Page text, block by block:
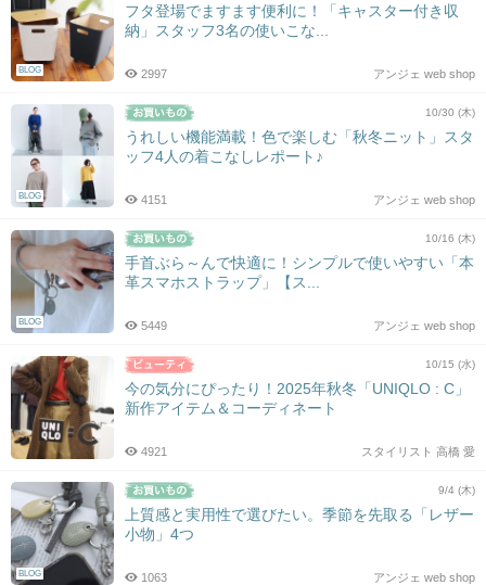
BLOG
フタ登場でますます便利に！「キャスター付き収
納」スタッフ3名の使いこな...
アンジェ web shop
2997
BLOG
10/30 (木)
うれしい機能満載！色で楽しむ「秋冬ニット」スタ
ッフ4人の着こなしレポート♪
アンジェ web shop
4151
BLOG
10/16 (木)
手首ぶら～んで快適に！シンプルで使いやすい「本
革スマホストラップ」【ス...
アンジェ web shop
5449
10/15 (水)
今の気分にぴったり！2025年秋冬「UNIQLO : C」
新作アイテム＆コーディネート
スタイリスト 高橋 愛
4921
BLOG
9/4 (木)
上質感と実用性で選びたい。季節を先取る「レザー
小物」4つ
アンジェ web shop
1063